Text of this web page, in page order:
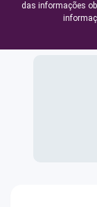
das informações